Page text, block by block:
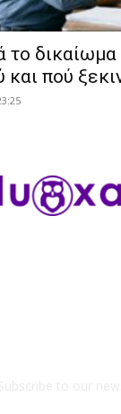
το δικαίωμα
και πού